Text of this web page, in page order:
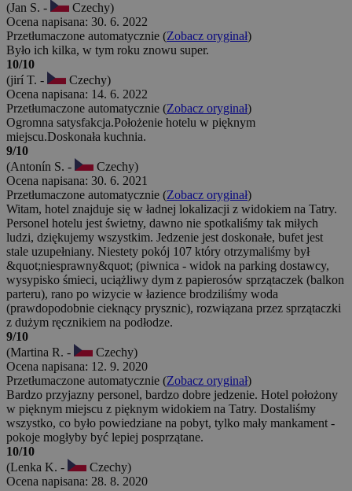
(Jan S. -
Czechy)
Ocena napisana: 30. 6. 2022
Przetłumaczone automatycznie (Zobacz oryginał)
Było ich kilka, w tym roku znowu super.
10/10
(jirí T. -
Czechy)
Ocena napisana: 14. 6. 2022
Przetłumaczone automatycznie (Zobacz oryginał)
Ogromna satysfakcja.Położenie hotelu w pięknym
miejscu.Doskonała kuchnia.
9/10
(Antonín S. -
Czechy)
Ocena napisana: 30. 6. 2021
Przetłumaczone automatycznie (Zobacz oryginał)
Witam, hotel znajduje się w ładnej lokalizacji z widokiem na Tatry.
Personel hotelu jest świetny, dawno nie spotkaliśmy tak miłych
ludzi, dziękujemy wszystkim. Jedzenie jest doskonałe, bufet jest
stale uzupełniany. Niestety pokój 107 który otrzymaliśmy był
&quot;niesprawny&quot; (piwnica - widok na parking dostawcy,
wysypisko śmieci, uciążliwy dym z papierosów sprzątaczek (balkon
parteru), rano po wizycie w łazience brodziliśmy woda
(prawdopodobnie cieknący prysznic), rozwiązana przez sprzątaczki
z dużym ręcznikiem na podłodze.
9/10
(Martina R. -
Czechy)
Ocena napisana: 12. 9. 2020
Przetłumaczone automatycznie (Zobacz oryginał)
Bardzo przyjazny personel, bardzo dobre jedzenie. Hotel położony
w pięknym miejscu z pięknym widokiem na Tatry. Dostaliśmy
wszystko, co było powiedziane na pobyt, tylko mały mankament -
pokoje mogłyby być lepiej posprzątane.
10/10
(Lenka K. -
Czechy)
Ocena napisana: 28. 8. 2020